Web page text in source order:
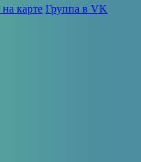
карте Группа в VK